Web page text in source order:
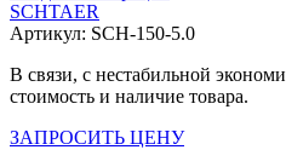
SCHTAER
Артикул: SCH-150-5.0
В связи, с нестабильной
стоимость и наличие товара.
ЗАПРОСИТЬ ЦЕНУ